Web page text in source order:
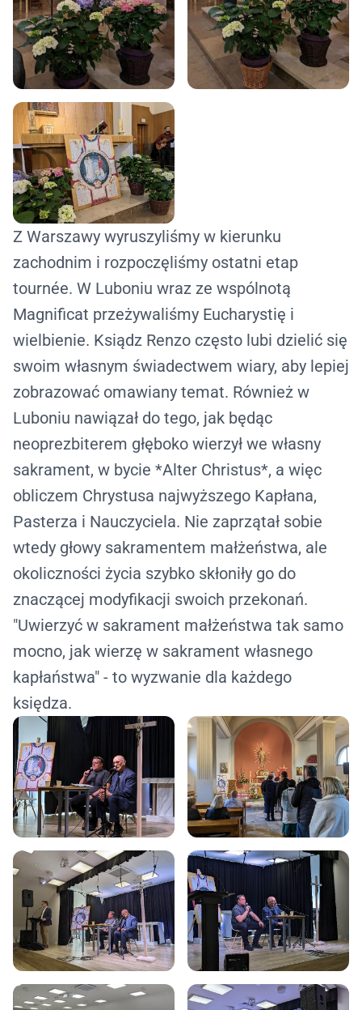
Z Warszawy wyruszyliśmy w kierunku
zachodnim i rozpoczęliśmy ostatni etap
tournée. W Luboniu wraz ze wspólnotą
Magnificat przeżywaliśmy Eucharystię i
wielbienie. Ksiądz Renzo często lubi dzielić się
swoim własnym świadectwem wiary, aby lepiej
zobrazować omawiany temat. Również w
Luboniu nawiązał do tego, jak będąc
neoprezbiterem głęboko wierzył we własny
sakrament, w bycie *Alter Christus*, a więc
obliczem Chrystusa najwyższego Kapłana,
Pasterza i Nauczyciela. Nie zaprzątał sobie
wtedy głowy sakramentem małżeństwa, ale
okoliczności życia szybko skłoniły go do
znaczącej modyfikacji swoich przekonań.
"Uwierzyć w sakrament małżeństwa tak samo
mocno, jak wierzę w sakrament własnego
kapłaństwa" - to wyzwanie dla każdego
księdza.